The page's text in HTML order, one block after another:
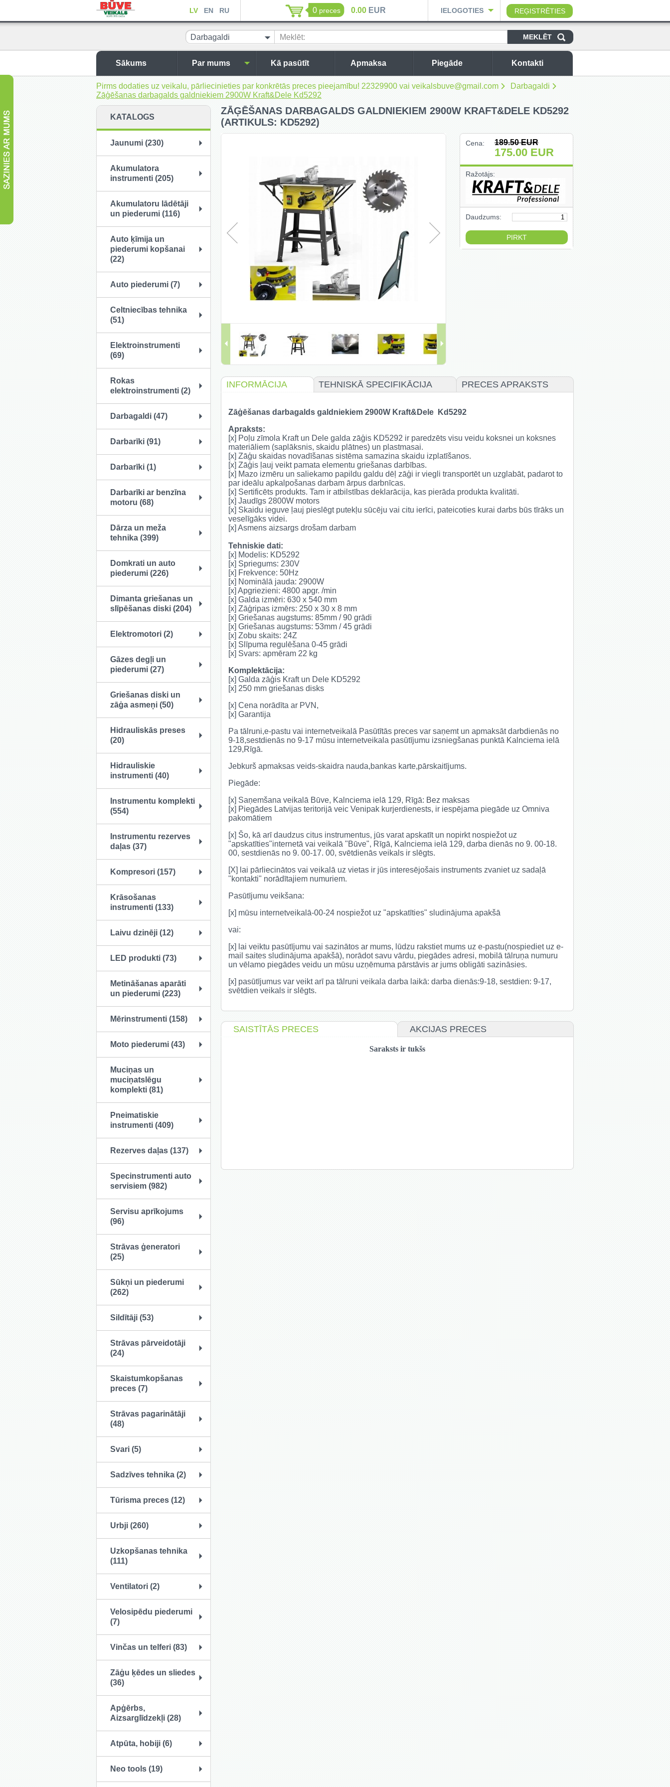
LV EN RU 0 preces 0.00EUR IELOGOTIES REĢISTRĒTIES
Darbagaldi Meklēt:
Sākums Par mums Kā pasūtīt Apmaksa Piegāde Kontakti
Pirms dodaties uz veikalu, pārliecinieties par konkrētās preces pieejamību! 22329900 vai veikalsbuve@gmail.com
Darbagaldi
Zāģēšanas darbagalds galdniekiem 2900W Kraft&Dele Kd5292
KATALOGS
Jaunumi (230)
Akumulatora
instrumenti (205)
Akumulatoru lādētāji
un piederumi (116)
Auto ķīmija un
piederumi kopšanai
(22)
Auto piederumi (7)
Celtniecības tehnika
(51)
Elektroinstrumenti
(69)
Rokas
elektroinstrumenti (2)
Darbagaldi (47)
Darbarīki (91)
Darbarīki (1)
Darbarīki ar benzīna
motoru (68)
Dārza un meža
tehnika (399)
Domkrati un auto
piederumi (226)
Dimanta griešanas un
slīpēšanas diski (204)
Elektromotori (2)
Gāzes degļi un
piederumi (27)
Griešanas diski un
zāģa asmeņi (50)
Hidrauliskās preses
(20)
Hidrauliskie
instrumenti (40)
Instrumentu komplekti
(554)
Instrumentu rezerves
daļas (37)
Kompresori (157)
Krāsošanas
instrumenti (133)
Laivu dzinēji (12)
LED produkti (73)
Metināšanas aparāti
un piederumi (223)
Mērinstrumenti (158)
Moto piederumi (43)
Muciņas un
muciņatslēgu
komplekti (81)
Pneimatiskie
instrumenti (409)
Rezerves daļas (137)
Specinstrumenti auto
servisiem (982)
Servisu aprīkojums
(96)
Strāvas ģeneratori
(25)
Sūkņi un piederumi
(262)
Sildītāji (53)
Strāvas pārveidotāji
(24)
Skaistumkopšanas
preces (7)
Strāvas pagarinātāji
(48)
Svari (5)
Sadzīves tehnika (2)
Tūrisma preces (12)
Urbji (260)
Uzkopšanas tehnika
(111)
Ventilatori (2)
Velosipēdu piederumi
(7)
Vinčas un telferi (83)
Zāģu ķēdes un sliedes
(36)
Apģērbs,
Aizsarglīdzekļi (28)
Atpūta, hobiji (6)
Neo tools (19)
ZĀĢĒŠANAS DARBAGALDS GALDNIEKIEM 2900W KRAFT&DELE KD5292
(ARTIKULS: KD5292)
Cena: 189.50EUR
175.00 EUR
Ražotājs:
Daudzums:
INFORMĀCIJA TEHNISKĀ SPECIFIKĀCIJA PRECES APRAKSTS
Zāģēšanas darbagalds galdniekiem 2900W Kraft&Dele Kd5292
Apraksts:
[x] Poļu zīmola Kraft un Dele galda zāģis KD5292 ir paredzēts visu veidu koksnei un koksnes
materiāliem (saplāksnis, skaidu plātnes) un plastmasai.
[x] Zāģu skaidas novadīšanas sistēma samazina skaidu izplatīšanos.
[x] Zāģis ļauj veikt pamata elementu griešanas darbības.
[x] Mazo izmēru un saliekamo papildu galdu dēļ zāģi ir viegli transportēt un uzglabāt, padarot to
par ideālu apkalpošanas darbam ārpus darbnīcas.
[x] Sertificēts produkts. Tam ir atbilstības deklarācija, kas pierāda produkta kvalitāti.
[x] Jaudīgs 2800W motors
[x] Skaidu ieguve ļauj pieslēgt putekļu sūcēju vai citu ierīci, pateicoties kurai darbs būs tīrāks un
veselīgāks videi.
[x] Asmens aizsargs drošam darbam
Tehniskie dati:
[x] Modelis: KD5292
[x] Spriegums: 230V
[x] Frekvence: 50Hz
[x] Nominālā jauda: 2900W
[x] Apgriezieni: 4800 apgr. /min
[x] Galda izmēri: 630 x 540 mm
[x] Zāģripas izmērs: 250 x 30 x 8 mm
[x] Griešanas augstums: 85mm / 90 grādi
[x] Griešanas augstums: 53mm / 45 grādi
[x] Zobu skaits: 24Z
[x] Slīpuma regulēšana 0-45 grādi
[x] Svars: apmēram 22 kg
Komplektācija:
[x] Galda zāģis Kraft un Dele KD5292
[x] 250 mm griešanas disks
[x] Cena norādīta ar PVN,
[x] Garantija
Pa tālruni,e-pastu vai internetveikalā Pasūtītās preces var saņemt un apmaksāt darbdienās no
9-18,sestdienās no 9-17 mūsu internetveikala pasūtījumu izsniegšanas punktā Kalnciema ielā
129,Rīgā.
Jebkurš apmaksas veids-skaidra nauda,bankas karte,pārskaitījums.
Piegāde:
[x] Saņemšana veikalā Būve, Kalnciema ielā 129, Rīgā: Bez maksas
[x] Piegādes Latvijas teritorijā veic Venipak kurjerdienests, ir iespējama piegāde uz Omniva
pakomātiem
[x] Šo, kā arī daudzus citus instrumentus, jūs varat apskatīt un nopirkt nospiežot uz
"apskatīties"internetā vai veikalā "Būve", Rīgā, Kalnciema ielā 129, darba dienās no 9. 00-18.
00, sestdienās no 9. 00-17. 00, svētdienās veikals ir slēgts.
[X] lai pārliecinātos vai veikalā uz vietas ir jūs interesējošais instruments zvaniet uz sadaļā
"kontakti" norādītajiem numuriem.
Pasūtījumu veikšana:
[x] mūsu internetveikalā-00-24 nospiežot uz "apskatīties" sludinājuma apakšā
vai:
[x] lai veiktu pasūtījumu vai sazinātos ar mums, lūdzu rakstiet mums uz e-pastu(nospiediet uz e-
mail saites sludinājuma apakšā), norādot savu vārdu, piegādes adresi, mobilā tālruņa numuru
un vēlamo piegādes veidu un mūsu uzņēmuma pārstāvis ar jums obligāti sazināsies.
[x] pasūtījumus var veikt arī pa tālruni veikala darba laikā: darba dienās:9-18, sestdien: 9-17,
svētdien veikals ir slēgts.
SAISTĪTĀS PRECES AKCIJAS PRECES
Saraksts ir tukšs